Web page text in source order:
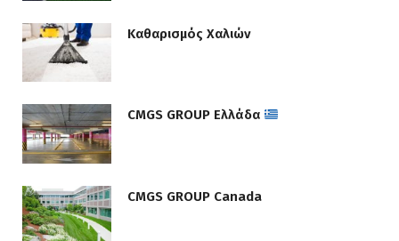
Καθαρισμός Χαλιών
CMGS GROUP Ελλάδα
CMGS GROUP Canada